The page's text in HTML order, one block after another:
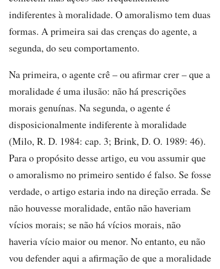
indiferentes à moralidade. O amoralismo tem duas
formas. A primeira sai das crenças do agente, a
segunda, do seu comportamento.
Na primeira, o agente crê – ou afirmar crer – que a
moralidade é uma ilusão: não há prescrições
morais genuínas. Na segunda, o agente é
disposicionalmente indiferente à moralidade
(Milo, R. D. 1984: cap. 3; Brink, D. O. 1989: 46).
Para o propósito desse artigo, eu vou assumir que
o amoralismo no primeiro sentido é falso. Se fosse
verdade, o artigo estaria indo na direção errada. Se
não houvesse moralidade, então não haveriam
vícios morais; se não há vícios morais, não
haveria vício maior ou menor. No entanto, eu não
vou defender aqui a afirmação de que a moralidade